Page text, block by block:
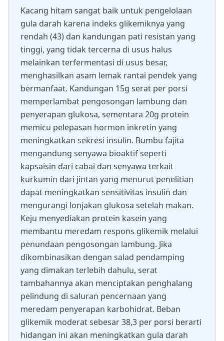
Kacang hitam sangat baik untuk pengelolaan
gula darah karena indeks glikemiknya yang
rendah (43) dan kandungan pati resistan yang
tinggi, yang tidak tercerna di usus halus
melainkan terfermentasi di usus besar,
menghasilkan asam lemak rantai pendek yang
bermanfaat. Kandungan 15g serat per porsi
memperlambat pengosongan lambung dan
penyerapan glukosa, sementara 20g protein
memicu pelepasan hormon inkretin yang
meningkatkan sekresi insulin. Bumbu fajita
mengandung senyawa bioaktif seperti
kapsaisin dari cabai dan senyawa terkait
kurkumin dari jintan yang menurut penelitian
dapat meningkatkan sensitivitas insulin dan
mengurangi lonjakan glukosa setelah makan.
Keju menyediakan protein kasein yang
membantu meredam respons glikemik melalui
penundaan pengosongan lambung. Jika
dikombinasikan dengan salad pendamping
yang dimakan terlebih dahulu, serat
tambahannya akan menciptakan penghalang
pelindung di saluran pencernaan yang
meredam penyerapan karbohidrat. Beban
glikemik moderat sebesar 38,3 per porsi berarti
hidangan ini akan meningkatkan gula darah